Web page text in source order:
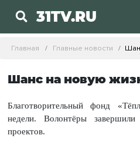
31TV.RU
Главная Главные новости
Шанс на новую
Благотворительный фонд
недели. Волонтёры
проектов.